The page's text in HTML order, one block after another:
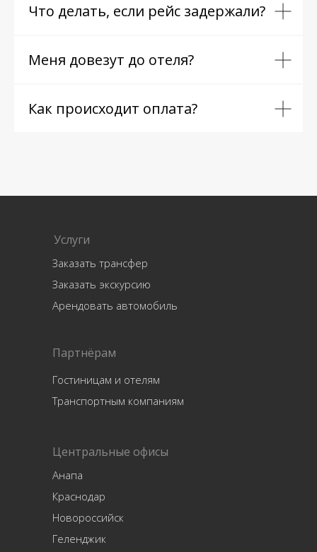
Что делать, если рейс задержали?
Меня довезут до отеля?
Как происходит оплата?
Услуги
Центральные офисы
Заказать трансфер
Заказать экскурсию
Арендовать автомобиль
Анапа
Краснодар
Новороссийск
Геленджик
Партнёрам
Гостиницам и отелям
Транспортным компаниям